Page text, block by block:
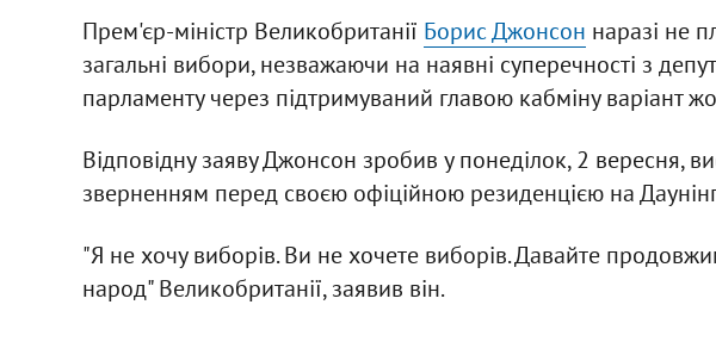
Прем'єр-міністр Великобританії Борис Джонсон наразі не
загальні вибори, незважаючи на наявні суперечності з
парламенту через підтримуваний главою кабміну варіант
Відповідну заяву Джонсон зробив у понеділок, 2 вересня,
зверненням перед своєю офіційною резиденцією на
"Я не хочу виборів. Ви не хочете виборів. Давайте
народ" Великобританії, заявив він.